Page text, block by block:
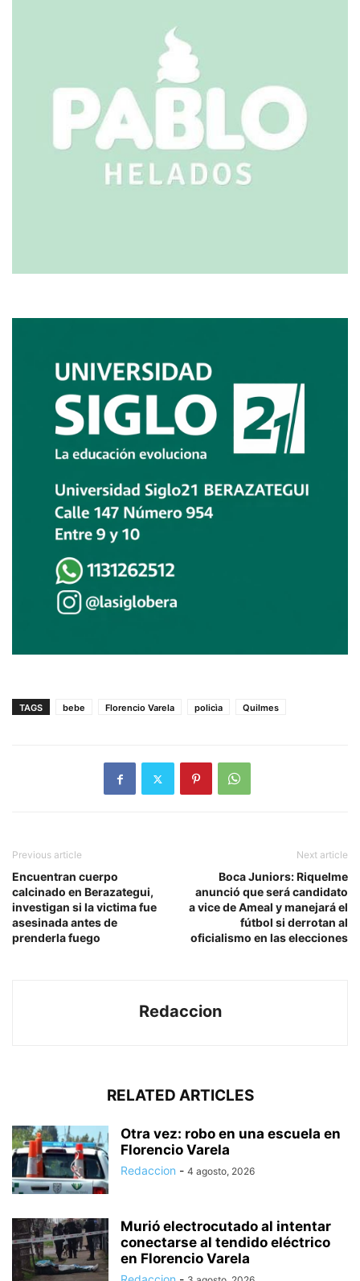
TAGS bebe Florencio Varela policìa Quilmes
Previous article
Encuentran cuerpo
calcinado en Berazategui,
investigan si la victima fue
asesinada antes de
prenderla fuego
Next article
Boca Juniors: Riquelme
anunció que será candidato
a vice de Ameal y manejará el
fútbol si derrotan al
oficialismo en las elecciones
Redaccion
RELATED ARTICLES
Otra vez: robo en una escuela en
Florencio Varela
Redaccion - 4 agosto, 2026
Murió electrocutado al intentar
conectarse al tendido eléctrico
en Florencio Varela